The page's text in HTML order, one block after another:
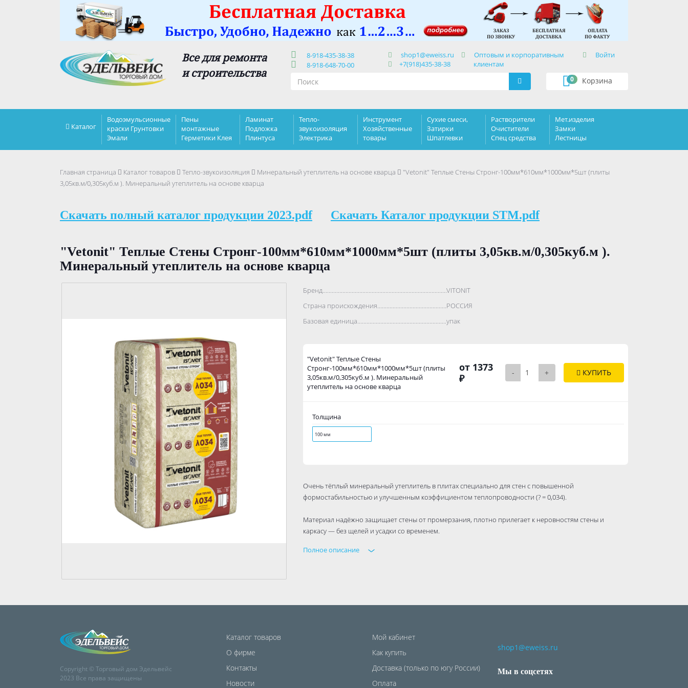
Все для ремонта
и строительства
8-918-435-38-38
8-918-648-70-00
shop1@eweiss.ru
+7(918)435-38-38
Оптовым и корпоративным
клиентам
Войти
Корзина
0
Каталог
Водоэмульсионные
краски Грунтовки
Эмали
Пены
монтажные
Герметики Клея
Ламинат
Подложка
Плинтуса
Тепло-
звукоизоляция
Электрика
Инструмент
Хозяйственные
товары
Сухие смеси,
Затирки
Шпатлевки
Растворители
Очистители
Спец средства
Мет.изделия
Замки
Лестницы
Главная страница Каталог товаров Тепло-звукоизоляция Минеральный утеплитель на основе кварца
"Vetonit" Теплые Стены Стронг-100мм*610мм*1000мм*5шт (плиты
3,05кв.м/0,305куб.м ). Минеральный утеплитель на основе кварца
Скачать полный каталог продукции 2023.pdf Скачать Каталог продукции STM.pdf
"Vetonit" Теплые Стены Стронг-100мм*610мм*1000мм*5шт (плиты 3,05кв.м/0,305куб.м ).
Минеральный утеплитель на основе кварца
Бренд..................................................................................VITONIT
Страна происхождения..................................................................................
РОССИЯ
Базовая единица..................................................................................
упак
"Vetonit" Теплые Стены
Стронг-100мм*610мм*1000мм*5шт (плиты
3,05кв.м/0,305куб.м ). Минеральный
утеплитель на основе кварца
от 1373
₽
- + КУПИТЬ
Толщина
100 мм
Очень тёплый минеральный утеплитель в плитах специально для стен с повышенной
формостабильностью и улучшенным коэффициентом теплопроводности (? = 0,034).
Материал надёжно защищает стены от промерзания, плотно прилегает к неровностям стены и
каркасу — без щелей и усадки со временем.
Внешний вид товара может отличаться от изображений, представленных на сайте.
Полное описание
Copyright © Торговый дом Эдельвейс
2023 Все права защищены
Каталог товаров
О фирме
Контакты
Новости
Мой кабинет
Как купить
Доставка (только по югу России)
Оплата
shop1@eweiss.ru
Мы в соцсетях